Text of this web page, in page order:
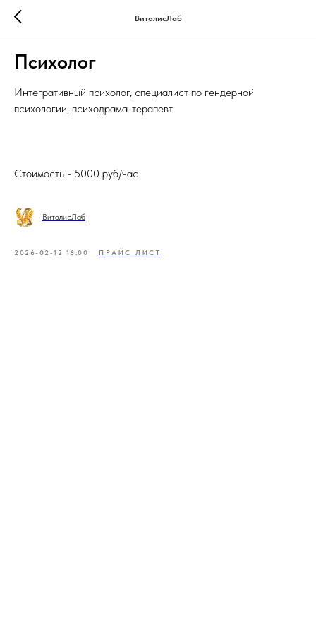
ВиталисЛаб
Психолог
Интегративный психолог, специалист по гендерной
психологии, психодрама-терапевт
Стоимость - 5000 руб/час
ВиталисЛаб
2026-02-12 16:00 ПРАЙС ЛИСТ